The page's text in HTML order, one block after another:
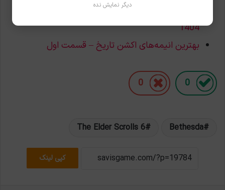
بهترین بازی‌های موبایل برای تجربه در تعطیلات نوروز
1404
بهترین انیمه‌های اکشن تاریخ – قسمت اول
0
0
Bethesda
The Elder Scrolls 6
کپی لینک
دیگر نمایش نده